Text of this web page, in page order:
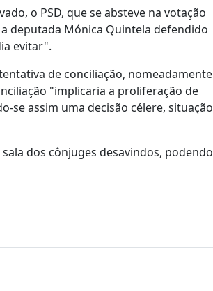
o PSD, que se absteve na votação
deputada Mónica Quintela defendido
evitar".
de conciliação, nomeadamente
"implicaria a proliferação de
se assim uma decisão célere, situação
dos cônjuges desavindos, podendo